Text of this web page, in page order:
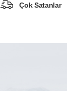
Çok Satanlar